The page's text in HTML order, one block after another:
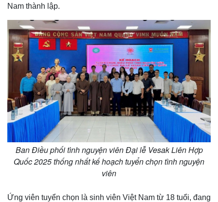
Nam thành lập.
Ban Điều phối tình nguyện viên Đại lễ Vesak Liên Hợp
Quốc 2025 thống nhất kế hoạch tuyển chọn tình nguyện
viên
Ứng viên tuyển chọn là sinh viên Việt Nam từ 18 tuổi, đang